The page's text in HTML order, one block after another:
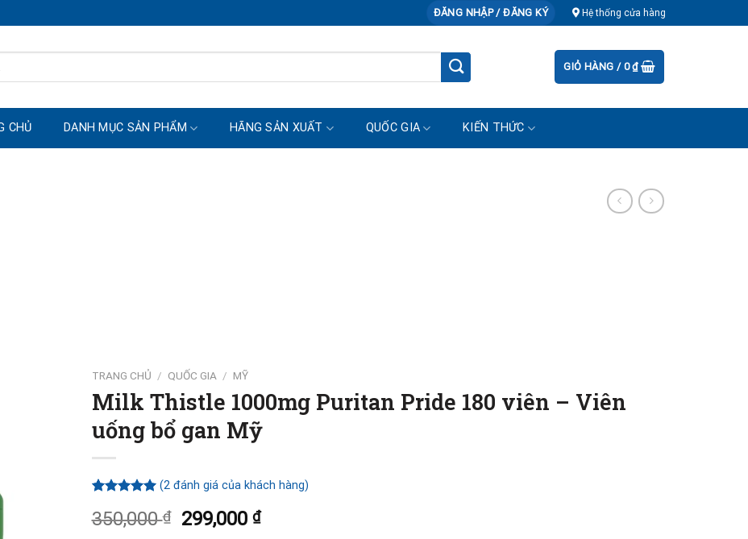
ĐĂNG NHẬP / ĐĂNG KÝ Hệ thống cửa hàng
GIỎ HÀNG / 0₫
CHỦ DANH MỤC SẢN PHẨM HÃNG SẢN XUẤT QUỐC GIA KIẾN THỨC
TRANG CHỦ / QUỐC GIA / MỸ
Milk Thistle 1000mg Puritan Pride 180 viên – Viên
uống bổ gan Mỹ
dựa trên
đánh giá
(2 đánh giá của khách hàng)
350,000₫ 299,000 ₫